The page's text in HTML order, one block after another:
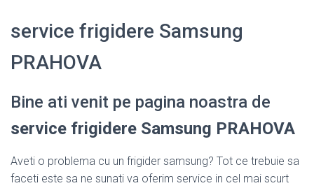
service frigidere Samsung
PRAHOVA
Bine ati venit pe pagina noastra de
service frigidere Samsung PRAHOVA
Aveti o problema cu un frigider samsung? Tot ce trebuie sa
faceti este sa ne sunati va oferim service in cel mai scurt